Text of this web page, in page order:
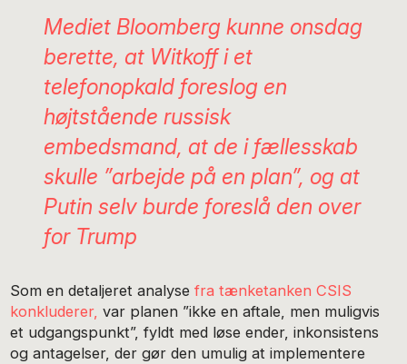
Mediet Bloomberg kunne onsdag
berette, at Witkoff i et
telefonopkald foreslog en
højtstående russisk
embedsmand, at de i fællesskab
skulle ”arbejde på en plan”, og at
Putin selv burde foreslå den over
for Trump
Som en detaljeret analysefra tænketanken CSIS
konkluderer, var planen ”ikke en aftale, men muligvis
et udgangspunkt”, fyldt med løse ender, inkonsistens
og antagelser, der gør den umulig at implementere